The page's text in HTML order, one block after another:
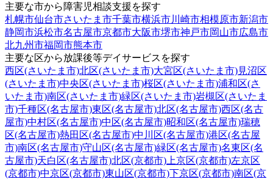
主要な市から障害児相談支援を探す
札幌市仙台市さいたま市千葉市横浜市川崎市相模原市新潟市
静岡市浜松市名古屋市京都市大阪市堺市神戸市岡山市広島市
北九州市福岡市熊本市
主要な区から放課後等デイサービスを探す
西区(さいたま市)北区(さいたま市)大宮区(さいたま市)見沼区
(さいたま市)中央区(さいたま市)桜区(さいたま市)浦和区(さ
いたま市)南区(さいたま市)緑区(さいたま市)岩槻区(さいたま
市)千種区(名古屋市)東区(名古屋市)北区(名古屋市)西区(名古
屋市)中村区(名古屋市)中区(名古屋市)昭和区(名古屋市)瑞穂
区(名古屋市)熱田区(名古屋市)中川区(名古屋市)港区(名古屋
市)南区(名古屋市)守山区(名古屋市)緑区(名古屋市)名東区(名
古屋市)天白区(名古屋市)北区(京都市) 上京区(京都市)左京区
(京都市)中京区(京都市)東山区(京都市)下京区(京都市)南区(京